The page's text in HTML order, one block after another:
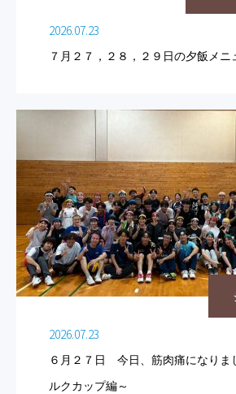
2026.07.23
７月２７，２８，２９日の夕飯メニ
2026.07.23
６月２７日 今日、筋肉痛になりま
ルクカップ編～